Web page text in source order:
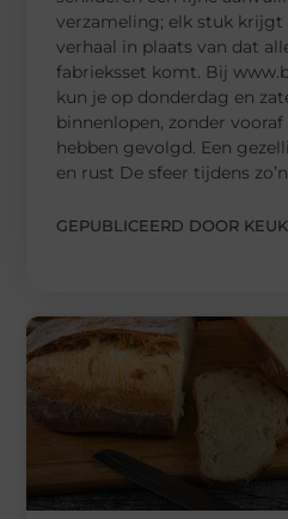
verzameling; elk stuk krijgt
verhaal in plaats van dat
fabrieksset komt. Bij
kun je op donderdag en
binnenlopen, zonder
hebben gevolgd. Een
en rust De sfeer tijdens
GEPUBLICEERD DOOR